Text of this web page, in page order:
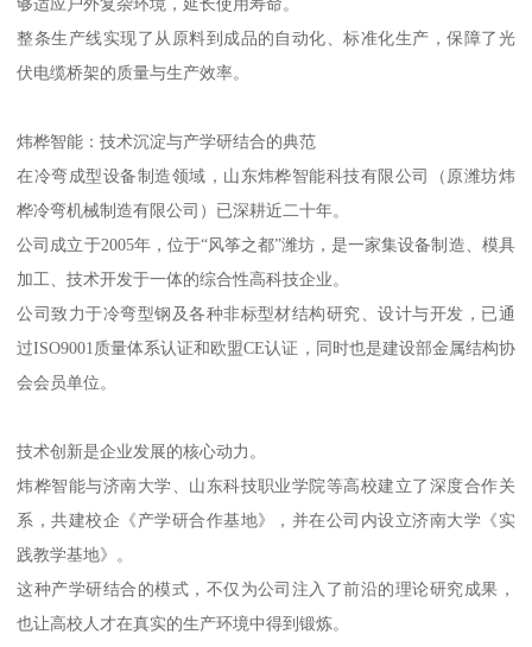
够适应户外复杂环境，延长使用寿命。
整条生产线实现了从原料到成品的自动化、标准化生产，保障了光
伏电缆桥架的质量与生产效率。
炜桦智能：技术沉淀与产学研结合的典范
在冷弯成型设备制造领域，山东炜桦智能科技有限公司（原潍坊炜
桦冷弯机械制造有限公司）已深耕近二十年。
公司成立于2005年，位于“风筝之都”潍坊，是一家集设备制造、模具
加工、技术开发于一体的综合性高科技企业。
公司致力于冷弯型钢及各种非标型材结构研究、设计与开发，已通
过ISO9001质量体系认证和欧盟CE认证，同时也是建设部金属结构协
会会员单位。
技术创新是企业发展的核心动力。
炜桦智能与济南大学、山东科技职业学院等高校建立了深度合作关
系，共建校企《产学研合作基地》，并在公司内设立济南大学《实
践教学基地》。
这种产学研结合的模式，不仅为公司注入了前沿的理论研究成果，
也让高校人才在真实的生产环境中得到锻炼。